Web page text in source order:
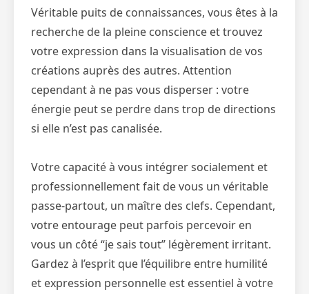
Véritable puits de connaissances, vous êtes à la
recherche de la pleine conscience et trouvez
votre expression dans la visualisation de vos
créations auprès des autres. Attention
cependant à ne pas vous disperser : votre
énergie peut se perdre dans trop de directions
si elle n’est pas canalisée.
Votre capacité à vous intégrer socialement et
professionnellement fait de vous un véritable
passe-partout, un maître des clefs. Cependant,
votre entourage peut parfois percevoir en
vous un côté “je sais tout” légèrement irritant.
Gardez à l’esprit que l’équilibre entre humilité
et expression personnelle est essentiel à votre